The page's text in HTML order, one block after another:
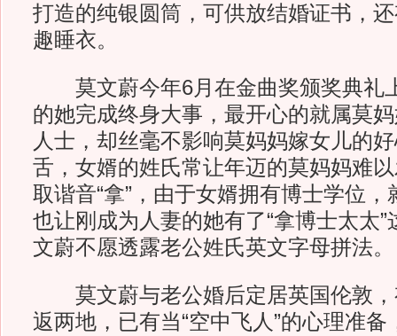
打造的纯银圆筒，可供放结婚证书，
趣睡衣。
莫文蔚今年6月在金曲奖颁奖典礼
的她完成终身大事，最开心的就属莫
人士，却丝毫不影响莫妈妈嫁女儿的
舌，女婿的姓氏常让年迈的莫妈妈难
取谐音“拿”，由于女婿拥有博士学位，
也让刚成为人妻的她有了“拿博士太太
文蔚不愿透露老公姓氏英文字母拼法。
莫文蔚与老公婚后定居英国伦敦，
返两地，已有当“空中飞人”的心理准